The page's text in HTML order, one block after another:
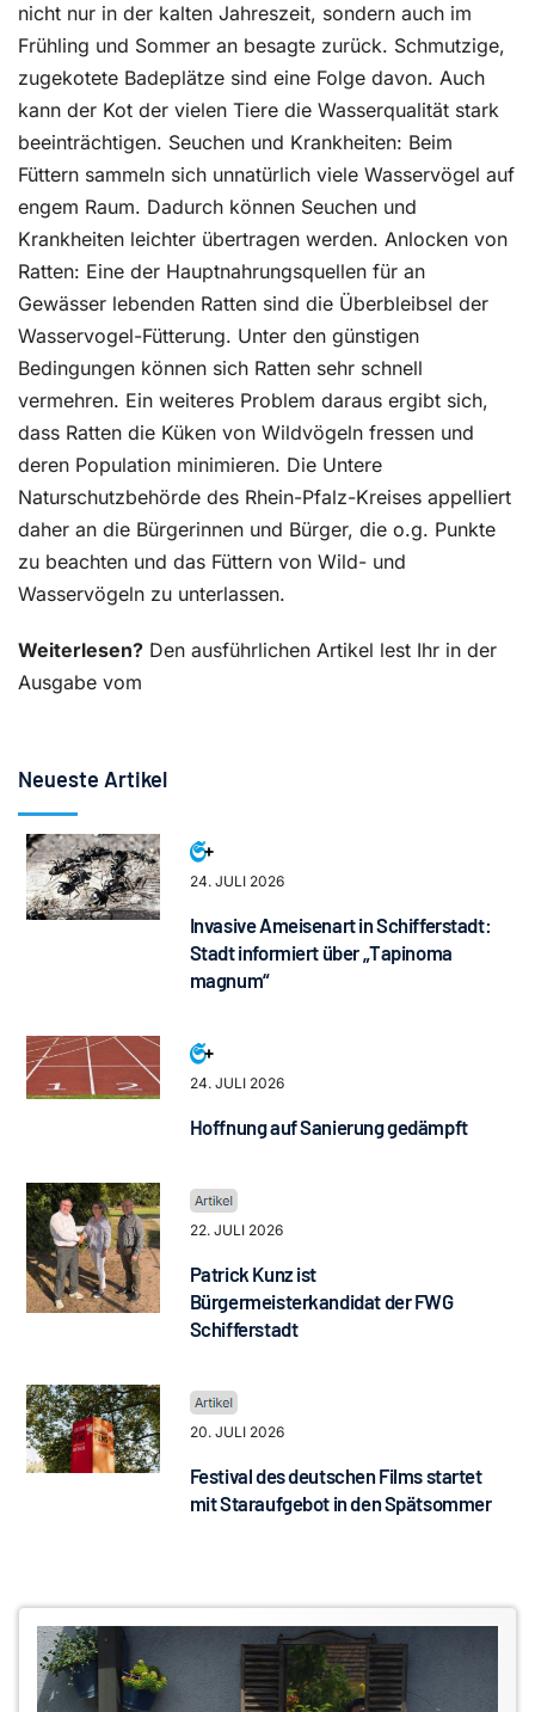
nicht nur in der kalten Jahreszeit, sondern auch im
Frühling und Sommer an besagte zurück. Schmutzige,
zugekotete Badeplätze sind eine Folge davon. Auch
kann der Kot der vielen Tiere die Wasserqualität stark
beeinträchtigen. Seuchen und Krankheiten: Beim
Füttern sammeln sich unnatürlich viele Wasservögel auf
engem Raum. Dadurch können Seuchen und
Krankheiten leichter übertragen werden. Anlocken von
Ratten: Eine der Hauptnahrungsquellen für an
Gewässer lebenden Ratten sind die Überbleibsel der
Wasservogel-Fütterung. Unter den günstigen
Bedingungen können sich Ratten sehr schnell
vermehren. Ein weiteres Problem daraus ergibt sich,
dass Ratten die Küken von Wildvögeln fressen und
deren Population minimieren. Die Untere
Naturschutzbehörde des Rhein-Pfalz-Kreises appelliert
daher an die Bürgerinnen und Bürger, die o.g. Punkte
zu beachten und das Füttern von Wild- und
Wasservögeln zu unterlassen.
Weiterlesen? Den ausführlichen Artikel lest Ihr in der
Ausgabe vom
Neueste Artikel
24. JULI 2026
Invasive Ameisenart in Schifferstadt:
Stadt informiert über „Tapinoma
magnum“
24. JULI 2026
Hoffnung auf Sanierung gedämpft
22. JULI 2026
Patrick Kunz ist
Bürgermeisterkandidat der FWG
Schifferstadt
20. JULI 2026
Festival des deutschen Films startet
mit Staraufgebot in den Spätsommer